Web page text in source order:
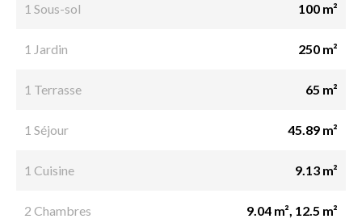
1 Sous-sol 100 m²
1 Jardin 250 m²
1 Terrasse 65 m²
1 Séjour 45.89 m²
1 Cuisine 9.13 m²
2 Chambres 9.04 m², 12.5 m²